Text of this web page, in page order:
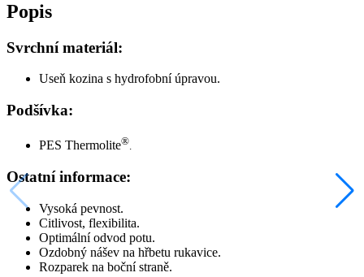
Popis
Svrchní materiál:
Useň kozina s hydrofobní úpravou.
Podšívka:
PES Thermolite®.
Ostatní informace:
Vysoká pevnost.
Citlivost, flexibilita.
Optimální odvod potu.
Ozdobný nášev na hřbetu rukavice.
Rozparek na boční straně.